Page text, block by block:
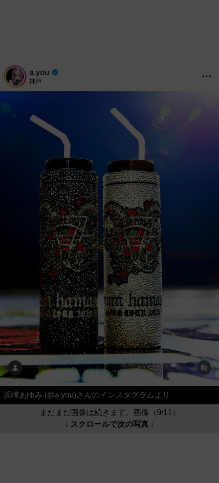
浜崎あゆみ (@a.you)さんのインスタグラムより
まだまだ画像は続きます。画像（9/11）
↓ スクロールで次の写真 ↓